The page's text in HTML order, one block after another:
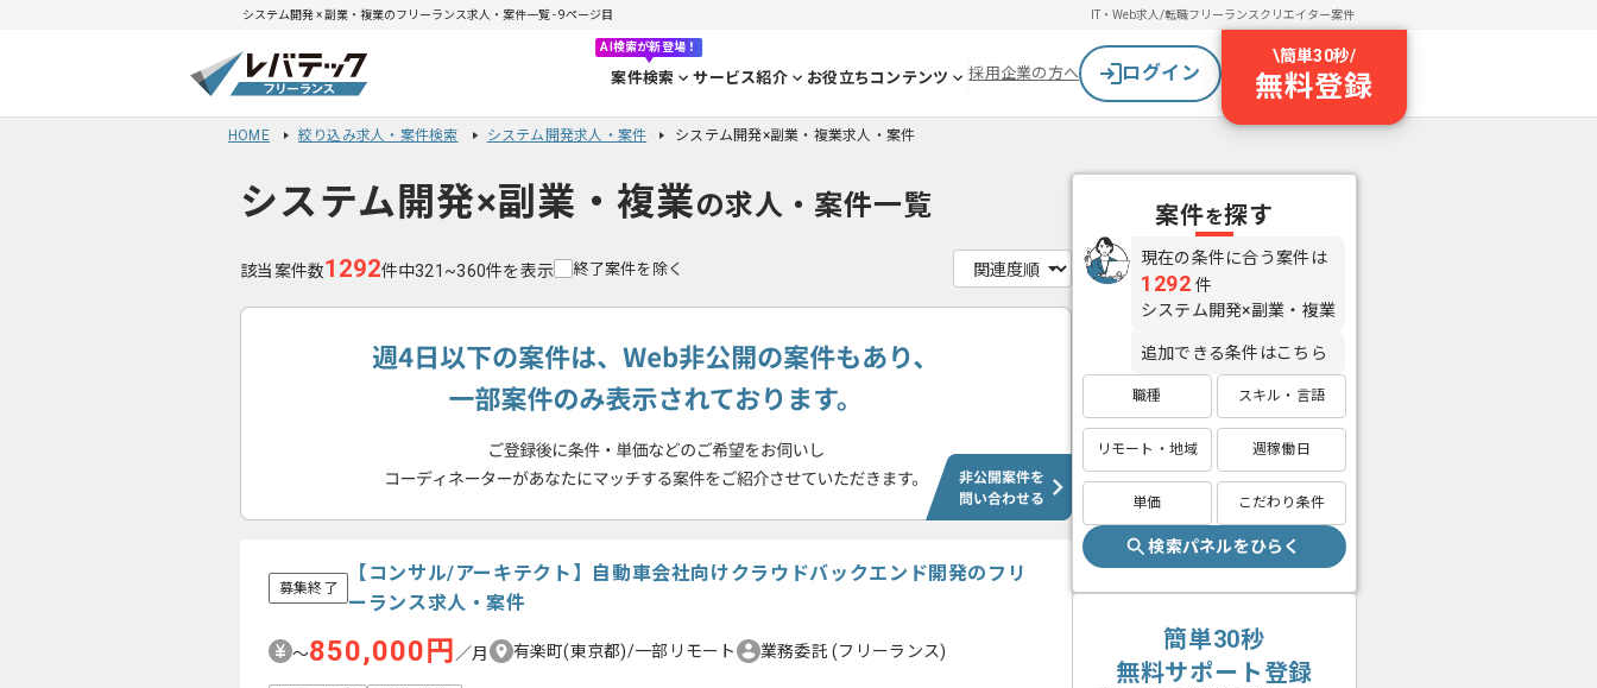
システム開発 × 副業・複業のフリーランス求人・案件一覧 - 9ページ目 IT・Web求人/転職フリーランスクリエイター案件
AI検索が新登場！
案件検索 サービス紹介 お役立ちコンテンツ 採用企業の方へ ログイン
\簡単30秒/
無料登録
HOME 絞り込み求人・案件検索 システム開発求人・案件 システム開発×副業・複業求人・案件
システム開発×副業・複業の求人・案件一覧
該当案件数1292件中321~360件を表示 終了案件を除く
募集終了
【コンサル/アーキテクト】自動車会社向けクラウドバックエンド開発のフリ
ーランス求人・案件
〜850,000円 ／月 有楽町(東京都)/一部リモート 業務委託(フリーランス)
案件を探す
現在の条件に合う案件は
1292 件
システム開発×副業・複業
追加できる条件はこちら
職種 スキル・言語
リモート・地域 週稼働日
単価 こだわり条件
検索パネルをひらく
簡単30秒
無料サポート登録